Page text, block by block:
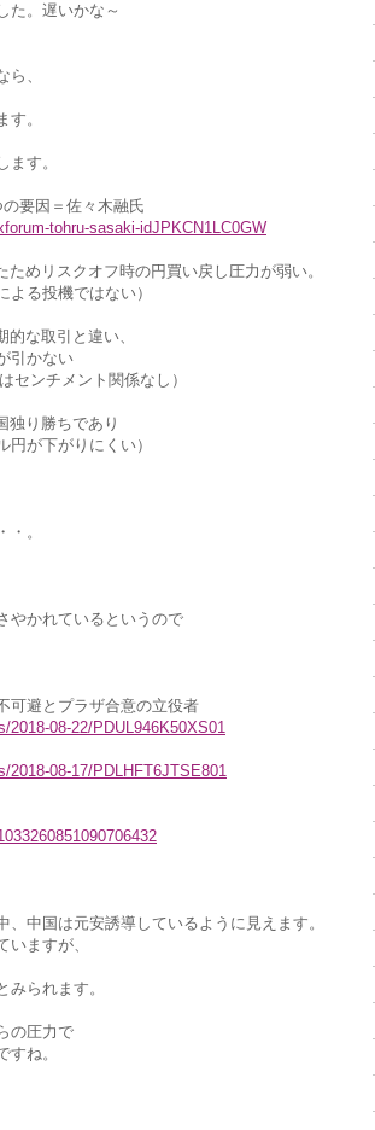
た。遅いかな～
、
。
す。
要因＝佐々木融氏
tohru-sasaki-idJPKCN1LC0GW
めリスクオフ時の円買い戻し圧力が弱い。
る投機ではない）
な取引と違い、
引かない
ンチメント関係なし）
独り勝ちであり
が下がりにくい）
。
やかれているというので
可避とプラザ合意の立役者
2018-08-22/PDUL946K50XS01
2018-08-17/PDLHFT6JTSE801
中国は元安誘導しているように見えます。
いますが、
られます。
の圧力で
ね。